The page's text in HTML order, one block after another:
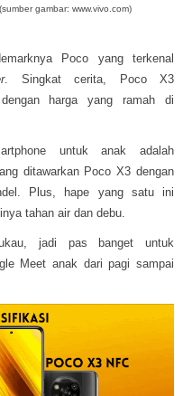
gambar: www.vivo.com)
Poco yang terkenal
. Singkat cerita, Poco X3
harga yang ramah di
untuk anak adalah
ditawarkan Poco X3 dengan
Plus, hape yang satu ini
tahan air dan debu.
jadi pas banget untuk
Meet anak dari pagi sampai